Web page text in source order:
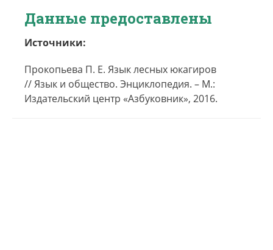
Данные предоставлены
Источники:
Прокопьева П. Е. Язык лесных юкагиров
// Язык и общество. Энциклопедия. – М.:
Издательский центр «Азбуковник», 2016.